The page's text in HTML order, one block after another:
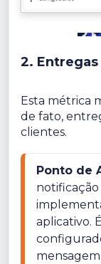
2. Entregas
Esta métrica
de fato,
clientes.
Ponto de
aplicativo.